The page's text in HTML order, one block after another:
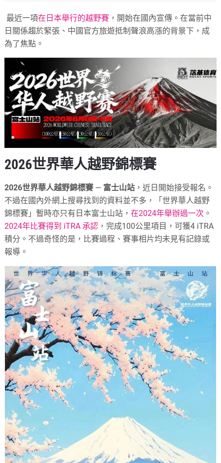
最近一項在日本舉行的越野賽 ，開始在國內宣傳。在當前中
日關係趨於緊張、中國官方旅遊抵制聲浪高漲的背景下，成
為了焦點。
2026世界華人越野錦標賽
2026世界華人越野錦標賽 — 富士山站 ，近日開始接受報名。
不過在國內外網上搜尋找到的資料並不多，「世界華人越野
錦標賽」暫時亦只有日本富士山站，在2024年舉辦過一次 。
2024年比賽得到 iTRA 承認 ，完成100公里項目，可獲4 iTRA
積分。不過奇怪的是，比賽過程、賽事相片均未見有記錄或
報導。